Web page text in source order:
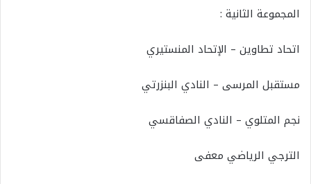
المجموعة الثانية :
اتحاد تطاوين – الإتحاد المنستيري
مستقبل المرسى – النادي البنزرتي
نجم المتلوي – النادي الصفاقسي
الترجي الرياضي معفى